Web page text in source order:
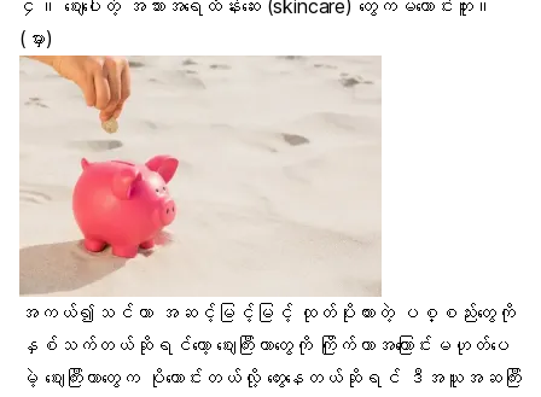
၄။ ဈေးပေါတဲ့ အသားအရေထိန်းဆေး (skincare) တွေကမကောင်းဘူး။
(မှား)
အကယ်၍သင်ဟာ အဆင့်မြင့်မြင့် ထုတ်ပိုးထားတဲ့ ပစ္စည်းတွေကို
နှစ်သက်တယ်ဆိုရင်တော့ ဈေးကြီးတာတွေကို ကြိုက်တာအကြောင်းမဟုတ်ပေ
မဲ့ ဈေးကြီးတာတွေက ပိုကောင်းတယ်လို့ တွေးနေတယ်ဆိုရင် ဒီအယူအဆကြီး